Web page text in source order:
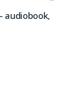
audiobook,